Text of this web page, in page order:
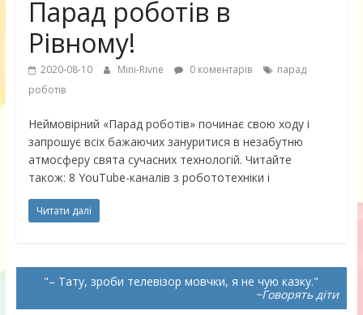
Парад роботів в
Рівному!
2020-08-10 Mini-Rivne 0 коментарів
парад
роботів
Неймовірний «Парад роботів» починає свою ходу і
запрошує всіх бажаючих зануритися в незабутню
атмосферу свята сучасних технологій. Читайте
також: 8 YouTube-каналів з робототехніки і
Читати далі
– Тату, зроби телевізор мовчки, я не чую казку.
~Говорять діти